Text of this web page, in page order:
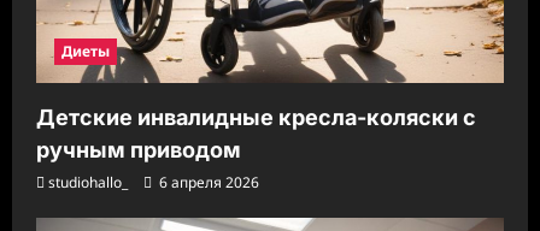
Диеты
Детские инвалидные кресла-коляски с
ручным приводом
studiohallo_ 6 апреля 2026